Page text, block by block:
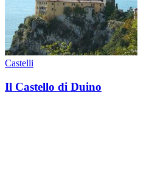
Castelli
Il Castello di Duino